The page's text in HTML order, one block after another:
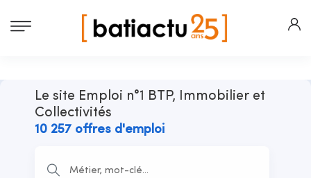
Le site Emploi n°1 BTP, Immobilier et
Collectivités
10 257 offres d'emploi